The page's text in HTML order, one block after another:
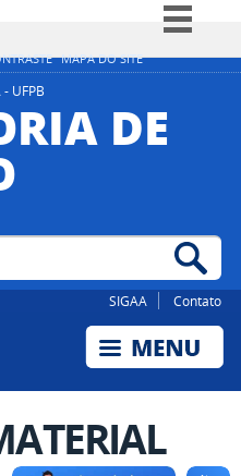
MAPA DO SITE
Simplifique!
Participe
- UFPB
DE
SIGAA Contato